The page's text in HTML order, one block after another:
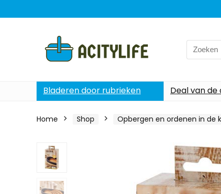
Search
for:
Bladeren door rubrieken Deal van de
Home Shop Opbergen en ordenen in de